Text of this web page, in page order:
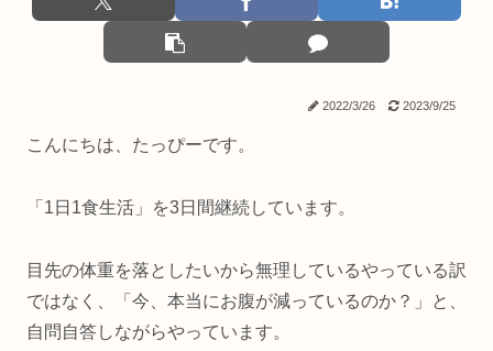
2022/3/26 2023/9/25
こんにちは、たっぴーです。
「1日1食生活」を3日間継続しています。
目先の体重を落としたいから無理しているやっている訳
ではなく、「今、本当にお腹が減っているのか？」と、
自問自答しながらやっています。